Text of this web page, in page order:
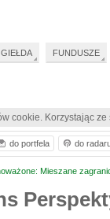
cookie. Korzystając
Mieszane
do portfela do
GIEŁDA FUNDUSZE